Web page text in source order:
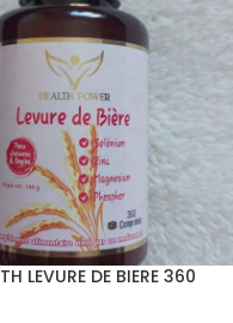
LEVURE DE BIERE 360